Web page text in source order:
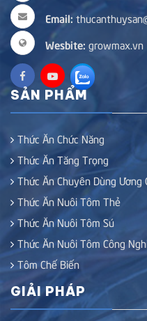
Email:
Wesbite: growmax.vn
SẢN PHẨM
Thức Ăn Chức Năng
Thức Ăn Tăng Trọng
Thức Ăn Chuyên Dùng Ương
Thức Ăn Nuôi Tôm Thẻ
Thức Ăn Nuôi Tôm Sú
Thức Ăn Nuôi Tôm Công
Tôm Chế Biến
GIẢI PHÁP